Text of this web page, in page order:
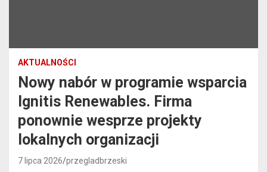
AKTUALNOŚCI
Nowy nabór w programie wsparcia
Ignitis Renewables. Firma
ponownie wesprze projekty
lokalnych organizacji
7 lipca 2026 przegladbrzeski